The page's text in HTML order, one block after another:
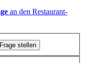
an den Restaurant-
stellen